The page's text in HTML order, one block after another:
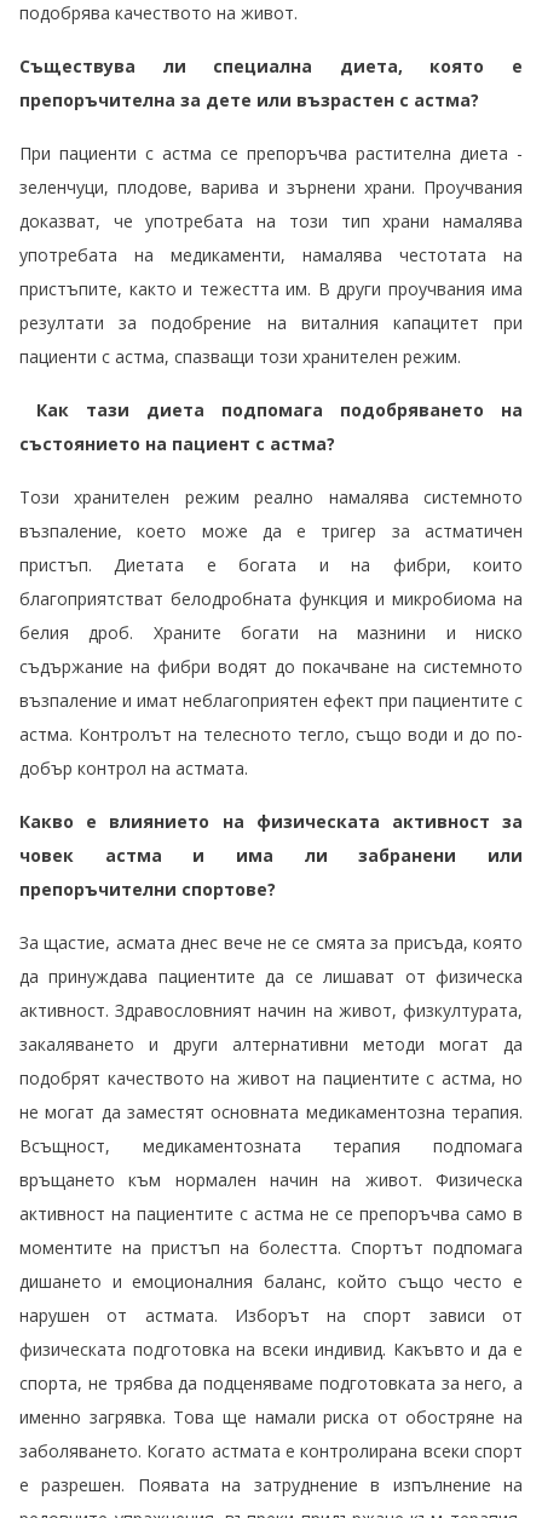
подобрява качеството на живот.
Съществува ли специална диета, която е
препоръчителна за дете или възрастен с астма?
При пациенти с астма се препоръчва растителна диета -
зеленчуци, плодове, варива и зърнени храни. Проучвания
доказват, че употребата на този тип храни намалява
употребата на медикаменти, намалява честотата на
пристъпите, както и тежестта им. В други проучвания има
резултати за подобрение на виталния капацитет при
пациенти с астма, спазващи този хранителен режим.
Как тази диета подпомага подобряването на
състоянието на пациент с астма?
Този хранителен режим реално намалява системното
възпаление, което може да е тригер за астматичен
пристъп. Диетата е богата и на фибри, които
благоприятстват белодробната функция и микробиома на
белия дроб. Храните богати на мазнини и ниско
съдържание на фибри водят до покачване на системното
възпаление и имат неблагоприятен ефект при пациентите с
астма. Контролът на телесното тегло, също води и до по-
добър контрол на астмата.
Какво е влиянието на физическата активност за
човек астма и има ли забранени или
препоръчителни спортове?
За щастие, асмата днес вече не се смята за присъда, която
да принуждава пациентите да се лишават от физическа
активност. Здравословният начин на живот, физкултурата,
закаляването и други алтернативни методи могат да
подобрят качеството на живот на пациентите с астма, но
не могат да заместят основната медикаментозна терапия.
Всъщност, медикаментозната терапия подпомага
връщането към нормален начин на живот. Физическа
активност на пациентите с астма не се препоръчва само в
моментите на пристъп на болестта. Спортът подпомага
дишането и емоционалния баланс, който също често е
нарушен от астмата. Изборът на спорт зависи от
физическата подготовка на всеки индивид. Какъвто и да е
спорта, не трябва да подценяваме подготовката за него, а
именно загрявка. Това ще намали риска от обостряне на
заболяването. Когато астмата е контролирана всеки спорт
е разрешен. Появата на затруднение в изпълнение на